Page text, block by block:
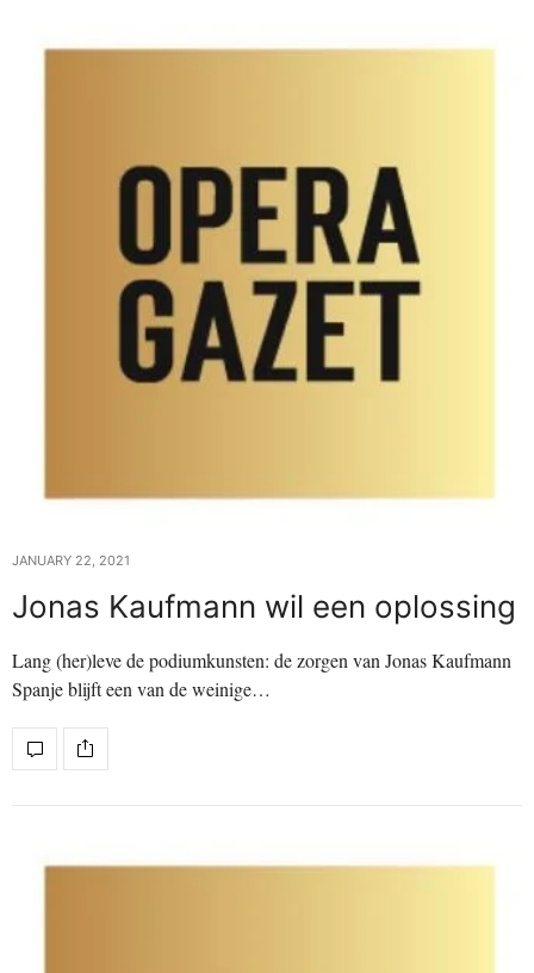
JANUARY 22, 2021
Jonas Kaufmann wil een oplossing
Lang (her)leve de podiumkunsten: de zorgen van Jonas Kaufmann
Spanje blijft een van de weinige…